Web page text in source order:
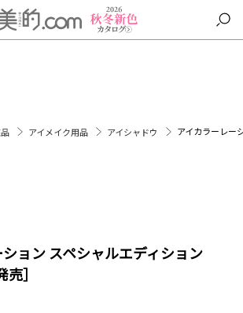
アイメイク用品 アイシャドウ アイカラーレー
ョン スペシャルエディション
］